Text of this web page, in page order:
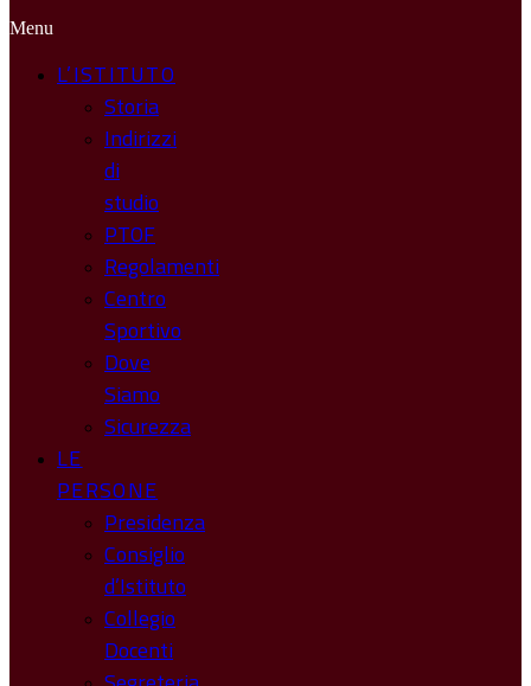
Menu
L’ISTITUTO
Storia
Indirizzi
di
studio
PTOF
Regolamenti
Centro
Sportivo
Dove
Siamo
Sicurezza
LE
PERSONE
Presidenza
Consiglio
d’Istituto
Collegio
Docenti